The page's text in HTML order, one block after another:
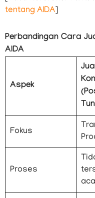
tentang AIDA
Perbandingan Cara
AIDA
Aspek
Fokus
Proses